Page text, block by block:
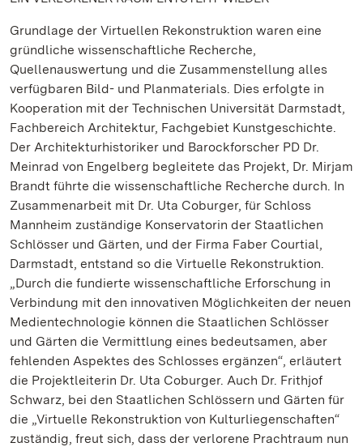
Grundlage der Virtuellen Rekonstruktion waren eine
gründliche wissenschaftliche Recherche,
Quellenauswertung und die Zusammenstellung alles
verfügbaren Bild- und Planmaterials. Dies erfolgte in
Kooperation mit der Technischen Universität Darmstadt,
Fachbereich Architektur, Fachgebiet Kunstgeschichte.
Der Architekturhistoriker und Barockforscher PD Dr.
Meinrad von Engelberg begleitete das Projekt, Dr. Mirjam
Brandt führte die wissenschaftliche Recherche durch. In
Zusammenarbeit mit Dr. Uta Coburger, für Schloss
Mannheim zuständige Konservatorin der Staatlichen
Schlösser und Gärten, und der Firma Faber Courtial,
Darmstadt, entstand so die Virtuelle Rekonstruktion.
„Durch die fundierte wissenschaftliche Erforschung in
Verbindung mit den innovativen Möglichkeiten der neuen
Medientechnologie können die Staatlichen Schlösser
und Gärten die Vermittlung eines bedeutsamen, aber
fehlenden Aspektes des Schlosses ergänzen“, erläutert
die Projektleiterin Dr. Uta Coburger. Auch Dr. Frithjof
Schwarz, bei den Staatlichen Schlössern und Gärten für
die „Virtuelle Rekonstruktion von Kulturliegenschaften“
zuständig, freut sich, dass der verlorene Prachtraum nun